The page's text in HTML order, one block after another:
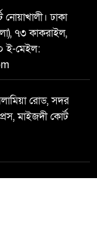
ঢাকা
৭৩ কাকরাইল,
ই-মেইল:
রোড, সদর
মাইজদী কোর্ট